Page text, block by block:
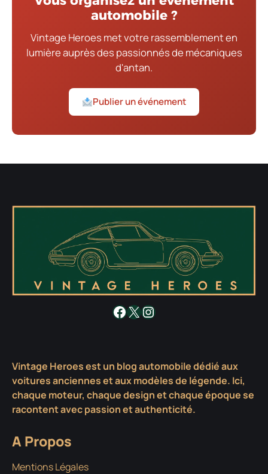
automobile ?
Vintage Heroes met votre rassemblement en
lumière auprès des passionnés de mécaniques
d'antan.
Publier un événement
Facebook
X Instagram
Vintage Heroes est un blog automobile dédié aux
voitures anciennes et aux modèles de légende. Ici,
chaque moteur, chaque design et chaque époque se
racontent avec passion et authenticité.
A Propos
Mentions Légales